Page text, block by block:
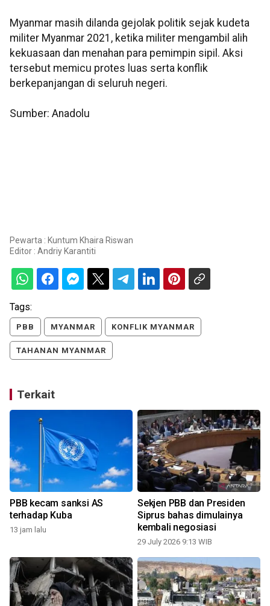
Myanmar masih dilanda gejolak politik sejak kudeta
militer Myanmar 2021, ketika militer mengambil alih
kekuasaan dan menahan para pemimpin sipil. Aksi
tersebut memicu protes luas serta konflik
berkepanjangan di seluruh negeri.
Sumber: Anadolu
Pewarta : Kuntum Khaira Riswan
Editor : Andriy Karantiti
Tags:
PBB MYANMAR KONFLIK MYANMAR
TAHANAN MYANMAR
Terkait
PBB kecam sanksi AS
terhadap Kuba
13 jam lalu
Sekjen PBB dan Presiden
Siprus bahas dimulainya
kembali negosiasi
29 July 2026 9:13 WIB